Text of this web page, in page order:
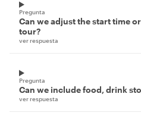
Pregunta
Can we adjust the start time
tour?
ver respuesta
Pregunta
Can we include food, drink
ver respuesta